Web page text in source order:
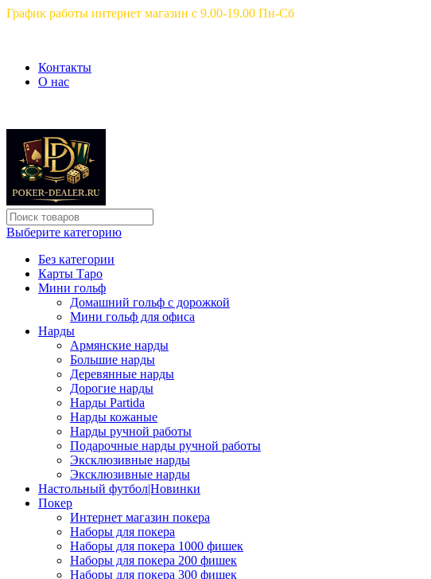
График работы интернет магазин с 9.00-19.00 Пн-Сб
Контакты
О нас
Выберите категорию
Без категории
Карты Таро
Мини гольф
Домашний гольф с дорожкой
Мини гольф для офиса
Нарды
Армянские нарды
Большие нарды
Деревянные нарды
Дорогие нарды
Нарды Partida
Нарды кожаные
Нарды ручной работы
Подарочные нарды ручной работы
Эксклюзивные нарды
Эксклюзивные нарды
Настольный футбол|Новинки
Покер
Интернет магазин покера
Наборы для покера
Наборы для покера 1000 фишек
Наборы для покера 200 фишек
Наборы для покера 300 фишек